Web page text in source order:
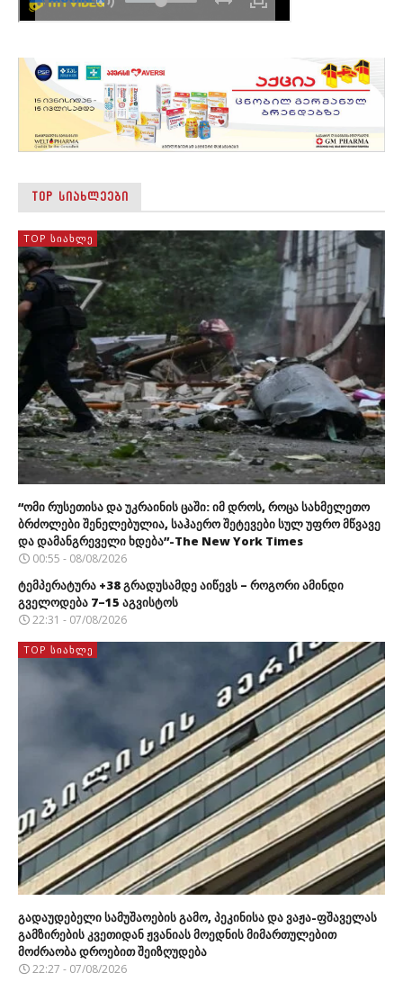
TOP ᲡᲘᲐᲮᲚᲔᲔᲑᲘ
TOP ᲡᲘᲐᲮᲚᲔ
“ომი რუსეთისა და უკრაინის ცაში: იმ დროს, როცა სახმელეთო
ბრძოლები შენელებულია, საჰაერო შეტევები სულ უფრო მწვავე
და დამანგრეველი ხდება”-The New York Times
00:55 - 08/08/2026
ტემპერატურა +38 გრადუსამდე აიწევს – როგორი ამინდი
გველოდება 7–15 აგვისტოს
22:31 - 07/08/2026
TOP ᲡᲘᲐᲮᲚᲔ
გადაუდებელი სამუშაოების გამო, პეკინისა და ვაჟა-ფშაველას
გამზირების კვეთიდან ჟვანიას მოედნის მიმართულებით
მოძრაობა დროებით შეიზღუდება
22:27 - 07/08/2026